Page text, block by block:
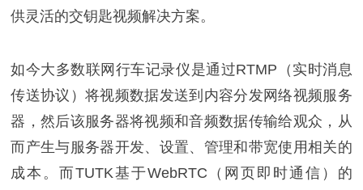
供灵活的交钥匙视频解决方案。
如今大多数联网行车记录仪是通过RTMP（实时消息
传送协议）将视频数据发送到内容分发网络视频服务
器，然后该服务器将视频和音频数据传输给观众，从
而产生与服务器开发、设置、管理和带宽使用相关的
成本。而TUTK基于WebRTC（网页即时通信）的